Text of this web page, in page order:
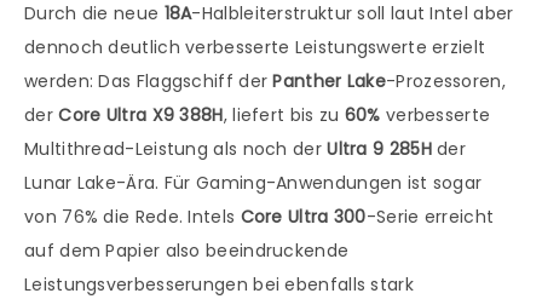
Durch die neue 18A-Halbleiterstruktur soll laut Intel aber
dennoch deutlich verbesserte Leistungswerte erzielt
werden: Das Flaggschiff der Panther Lake-Prozessoren,
derCore Ultra X9 388H, liefert bis zu 60% verbesserte
Multithread-Leistung als noch derUltra 9 285Hder
Lunar Lake-Ära. Für Gaming-Anwendungen ist sogar
von 76% die Rede. Intels Core Ultra 300-Serie erreicht
auf dem Papier also beeindruckende
Leistungsverbesserungen bei ebenfalls stark